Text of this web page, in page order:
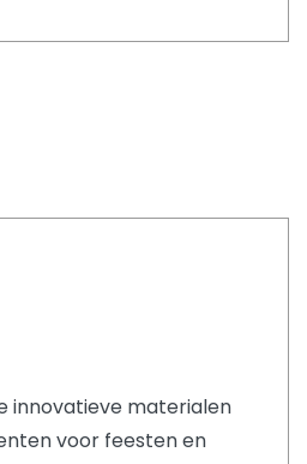
innovatieve materialen
voor feesten en